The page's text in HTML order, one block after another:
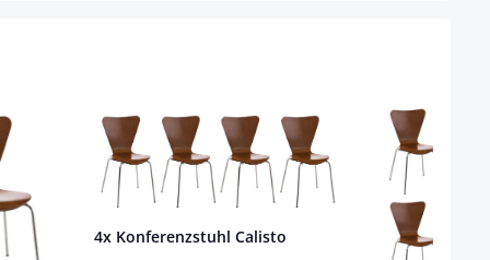
4x Konferenzstuhl Calisto